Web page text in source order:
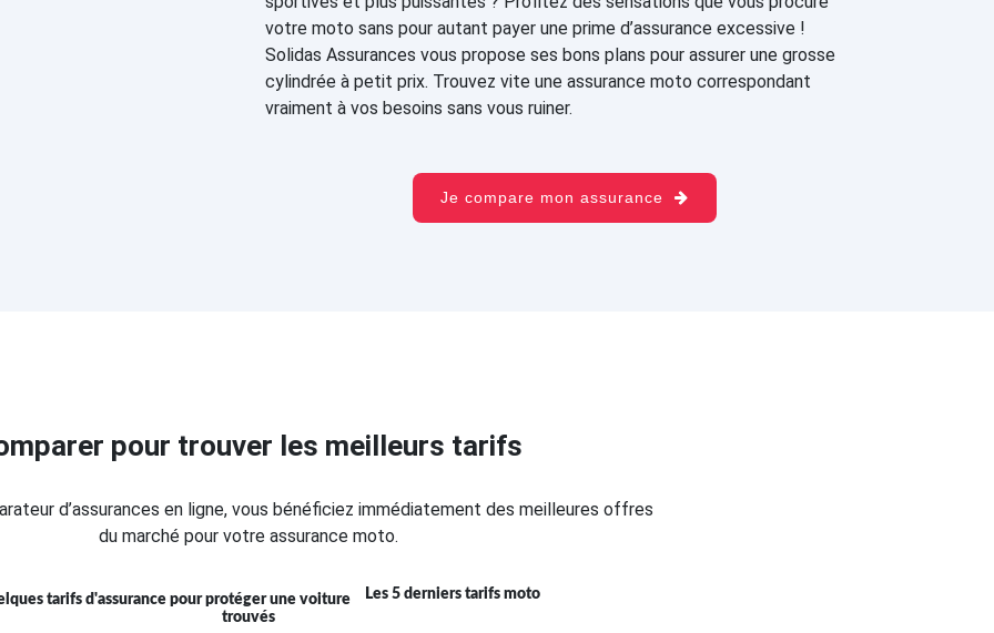
votre moto sans pour autant payer une prime d’assurance excessive !
Solidas Assurances vous propose ses bons plans pour assurer une grosse
cylindrée à petit prix. Trouvez vite une assurance moto correspondant
vraiment à vos besoins sans vous ruiner.
Je compare mon assurance
pour trouver les meilleurs tarifs
d’assurances en ligne, vous bénéficiez immédiatement des meilleures offres
du marché pour votre assurance moto.
Les 5 derniers tarifs moto
trouvés